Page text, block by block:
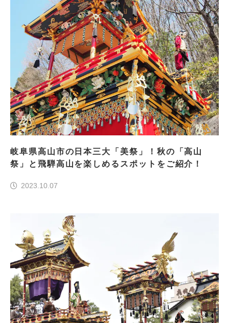
岐阜県高山市の日本三大「美祭」！秋の「高山
祭」と飛騨高山を楽しめるスポットをご紹介！
2023.10.07